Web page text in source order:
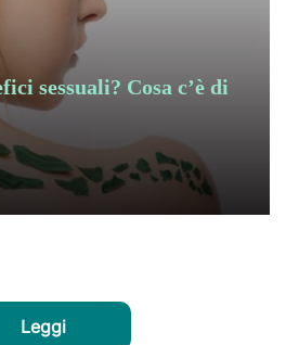
sessuali? Cosa c’è di
Leggi